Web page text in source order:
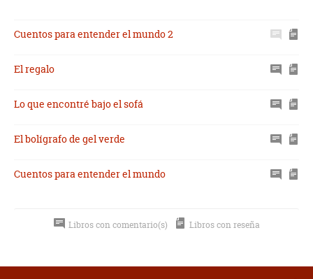
Cuentos para entender el mundo 2
El regalo
Lo que encontré bajo el sofá
El bolígrafo de gel verde
Cuentos para entender el mundo
Libros con comentario(s) Libros con reseña